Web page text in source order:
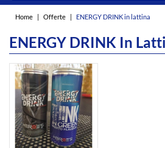
Home | Offerte | ENERGY DRINK in lattina
ENERGY DRINK In